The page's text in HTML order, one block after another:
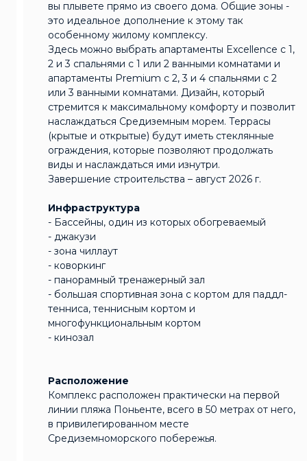
вы плывете прямо из своего дома. Общие зоны -
это идеальное дополнение к этому так
особенному жилому комплексу.
Здесь можно выбрать апартаменты Excellence с 1,
2 и 3 спальнями с 1 или 2 ванными комнатами и
апартаменты Premium с 2, 3 и 4 спальнями с 2
или 3 ванными комнатами. Дизайн, который
стремится к максимальному комфорту и позволит
наслаждаться Средиземным морем. Террасы
(крытые и открытые) будут иметь стеклянные
ограждения, которые позволяют продолжать
виды и наслаждаться ими изнутри.
Завершение строительства – август 2026 г.
Инфраструктура
- Бассейны, один из которых обогреваемый
- джакузи
- зона чиллаут
- коворкинг
- панорамный тренажерный зал
- большая спортивная зона с кортом для паддл-
тенниса, теннисным кортом и
многофункциональным кортом
- кинозал
Расположение
Комплекс расположен практически на первой
линии пляжа Поньенте, всего в 50 метрах от него,
в привилегированном месте
Средиземноморского побережья.